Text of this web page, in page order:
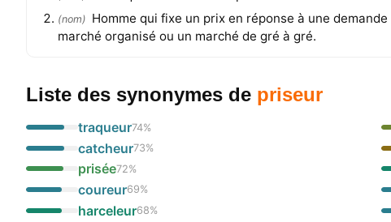
(nom) Homme qui fixe un prix en réponse à une
marché organisé ou un marché de gré à gré.
Liste des synonymes de priseur
traqueur74%
catcheur73%
prisée72%
coureur69%
harceleur68%